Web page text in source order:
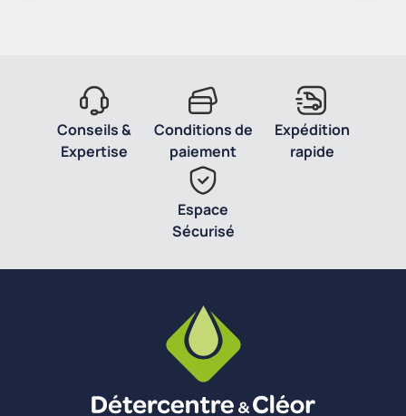
Conseils &
Expertise
Conditions de
paiement
Expédition
rapide
Espace
Sécurisé